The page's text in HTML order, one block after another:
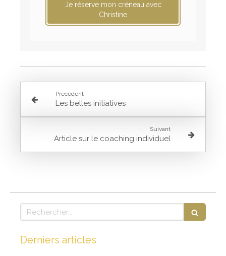
Je réserve mon créneau avec
Christine
Précédent
Les belles initiatives
Suivant
Article sur le coaching individuel
Rechercher
Derniers articles